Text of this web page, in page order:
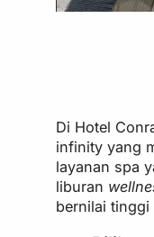
Di Hotel
infinity yang
layanan spa
liburan
bernilai